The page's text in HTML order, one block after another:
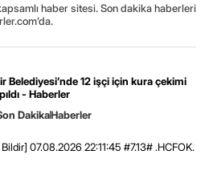
haber sitesi. Son dakika haberleri
Belediyesi’nde 12 işçi için kura çekimi
- Haberler
DakikaHaberler
07.08.2026 22:11:45 #7.13# .HCFOK.